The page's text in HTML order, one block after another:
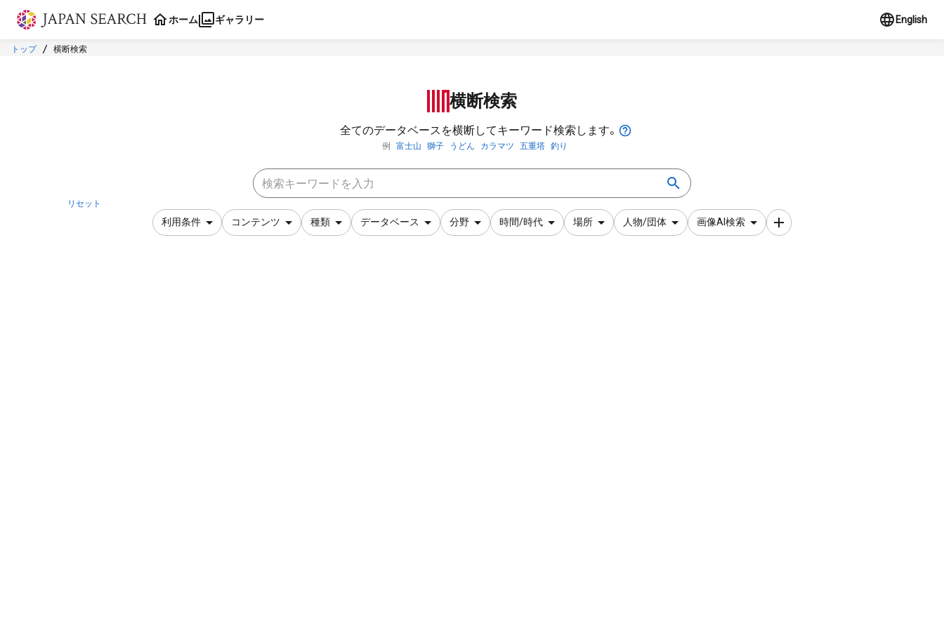
本文に飛ぶ
ホーム ギャラリー English
トップ 横断検索
横断検索
全てのデータベースを横断してキーワード検索します。
例 富士山 獅子 うどん カラマツ 五重塔 釣り
リセット
利用条件 コンテンツ 種類 データベース 分野 時間/時代 場所 人物/団体 画像AI検索